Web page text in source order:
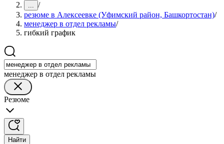
... /
резюме в Алексеевке (Уфимский район, Башкортостан)/
менеджер в отдел рекламы/
гибкий график
менеджер в отдел рекламы
Резюме
Найти